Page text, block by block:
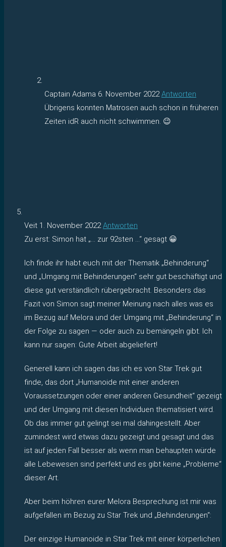
Captain Adama 6. November 2022 Antworten
Übrigens konnten Matrosen auch schon in früheren
Zeiten idR auch nicht schwimmen. 😉
Veit 1. November 2022 Antworten
Zu erst: Simon hat „… zur 92sten …“ gesagt 😀
Ich finde ihr habt euch mit der Thematik „Behinderung“
und „Umgang mit Behinderungen“ sehr gut beschäftigt und
diese gut verständlich rübergebracht. Besonders das
Fazit von Simon sagt meiner Meinung nach alles was es
im Bezug auf Melora und der Umgang mit „Behinderung“ in
der Folge zu sagen — oder auch zu bemängeln gibt. Ich
kann nur sagen: Gute Arbeit abgeliefert!
Generell kann ich sagen das ich es von Star Trek gut
finde, das dort „Humanoide mit einer anderen
Voraussetzungen oder einer anderen Gesundheit“ gezeigt
und der Umgang mit diesen Individuen thematisiert wird.
Ob das immer gut gelingt sei mal dahingestellt. Aber
zumindest wird etwas dazu gezeigt und gesagt und das
ist auf jeden Fall besser als wenn man behaupten würde
alle Lebewesen sind perfekt und es gibt keine „Probleme“
dieser Art.
Aber beim höhren eurer Melora Besprechung ist mir was
aufgefallen im Bezug zu Star Trek und „Behinderungen“:
Der einzige Humanoide in Star Trek mit einer körperlichen